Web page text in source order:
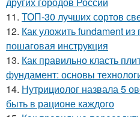
11. ТОП-30 лучших сортов
12. Как уложить fundament
пошаговая инструкция
13. Как правильно класть
фундамент: основы
14. Нутрициолог назвала 5
быть в рационе каждого